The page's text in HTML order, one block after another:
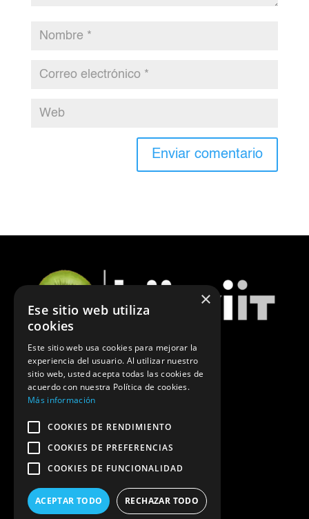
ÚLTIMAS NOTICIAS DE MARKETING
POLÍTICA DE PRIVACIDAD
×
Ese sitio web utiliza
cookies
Este sitio web usa cookies para mejorar la
experiencia del usuario. Al utilizar nuestro
sitio web, usted acepta todas las cookies de
acuerdo con nuestra Política de cookies.
Más información
COOKIES DE RENDIMIENTO
COOKIES DE PREFERENCIAS
COOKIES DE FUNCIONALIDAD
ACEPTAR TODO RECHAZAR TODO